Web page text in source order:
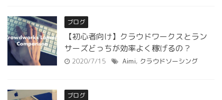
ブログ
【初心者向け】クラウドワークスとラン
サーズどっちが効率よく稼げるの？
2020/7/15 Aimi, クラウドソーシング
ブログ